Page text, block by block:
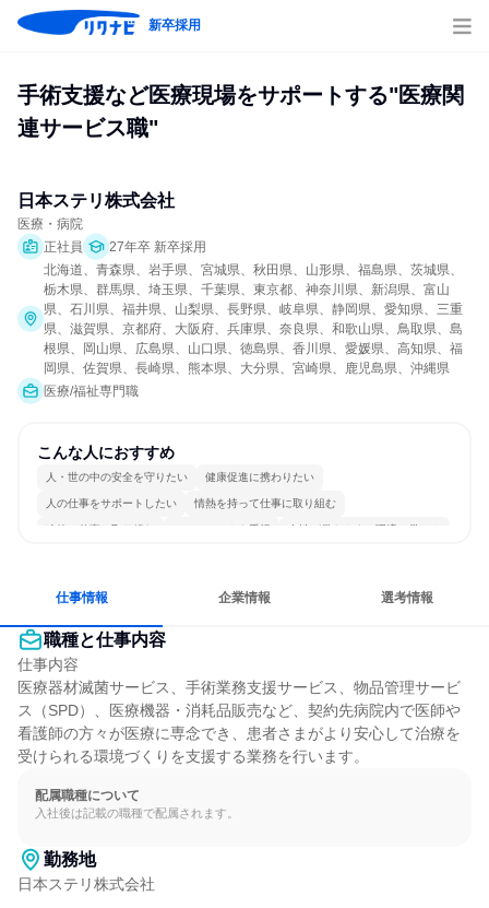
新卒採用
手術支援など医療現場をサポートする"医療関
連サービス職"
日本ステリ株式会社
医療・病院
正社員
27年卒 新卒採用
北海道、青森県、岩手県、宮城県、秋田県、山形県、福島県、茨城県、
栃木県、群馬県、埼玉県、千葉県、東京都、神奈川県、新潟県、富山
県、石川県、福井県、山梨県、長野県、岐阜県、静岡県、愛知県、三重
県、滋賀県、京都府、大阪府、兵庫県、奈良県、和歌山県、鳥取県、島
根県、岡山県、広島県、山口県、徳島県、香川県、愛媛県、高知県、福
岡県、佐賀県、長崎県、熊本県、大分県、宮崎県、鹿児島県、沖縄県
医療/福祉専門職
こんな人におすすめ
人・世の中の安全を守りたい 健康促進に携わりたい
人の仕事をサポートしたい 情熱を持って仕事に取り組む
冷静に仕事に取り組む チームワークを重視 女性が働きやすい環境で働ける
仕事情報 企業情報 選考情報
職種と仕事内容
仕事内容
医療器材滅菌サービス、手術業務支援サービス、物品管理サービ
ス（SPD）、医療機器・消耗品販売など、契約先病院内で医師や
看護師の方々が医療に専念でき、患者さまがより安心して治療を
受けられる環境づくりを支援する業務を行います。
配属職種について
入社後は記載の職種で配属されます。
勤務地
日本ステリ株式会社